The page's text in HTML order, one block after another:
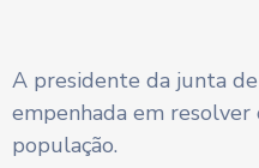
A presidente da junta
empenhada em
população.